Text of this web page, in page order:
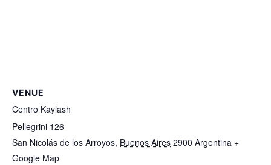
VENUE
Centro Kaylash
Pellegrini 126
San Nicolás de los Arroyos, Buenos Aires 2900 Argentina +
Google Map